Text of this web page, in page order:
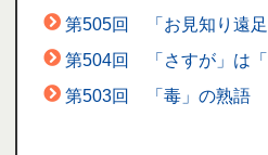
第505回 「お見知り遠足
第504回 「さすが」は「
第503回 「毒」の熟語